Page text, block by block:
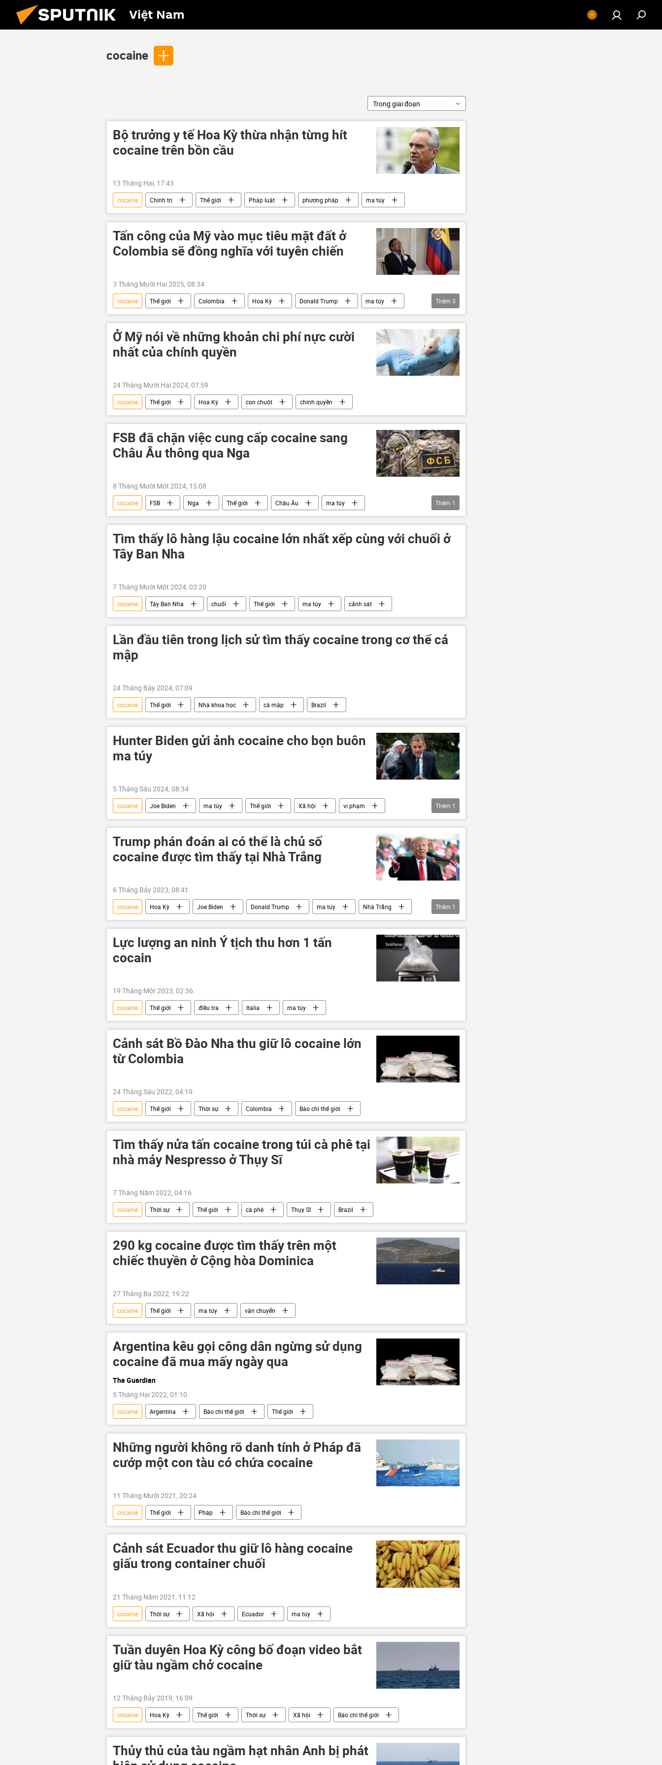
Việt Nam
cocaine
Trong giai đoạn
Bộ trưởng y tế Hoa Kỳ thừa nhận từng hít
cocaine trên bồn cầu
13 Tháng Hai, 17:43
cocaine Chính trị Thế giới Pháp luật phương pháp ma túy
Tấn công của Mỹ vào mục tiêu mặt đất ở
Colombia sẽ đồng nghĩa với tuyên chiến
3 Tháng Mười Hai 2025, 08:34
cocaine Thế giới Colombia Hoa Kỳ Donald Trump
ma túy
chiến tranh
Nicolas Maduro Venezuela
Thêm 3
Ở Mỹ nói về những khoản chi phí nực cười
nhất của chính quyền
24 Tháng Mười Hai 2024, 07:59
cocaine Thế giới Hoa Kỳ con chuột chính quyền
FSB đã chặn việc cung cấp cocaine sang
Châu Âu thông qua Nga
8 Tháng Mười Một 2024, 15:08
cocaine FSB Nga Thế giới Châu Âu
ma túy
Liên minh châu Âu
Thêm 1
Tìm thấy lô hàng lậu cocaine lớn nhất xếp cùng với chuối ở
Tây Ban Nha
7 Tháng Mười Một 2024, 03:20
cocaine Tây Ban Nha chuối Thế giới ma túy cảnh sát
Lần đầu tiên trong lịch sử tìm thấy cocaine trong cơ thể cá
mập
24 Tháng Bảy 2024, 07:09
cocaine Thế giới Nhà khoa học cá mập Brazil
Hunter Biden gửi ảnh cocaine cho bọn buôn
ma túy
5 Tháng Sáu 2024, 08:34
cocaine Joe Biden ma túy Thế giới Xã hội
vi phạm
buôn bán
Thêm 1
Trump phán đoán ai có thể là chủ số
cocaine được tìm thấy tại Nhà Trắng
6 Tháng Bảy 2023, 08:41
cocaine Hoa Kỳ Joe Biden Donald Trump ma túy
Nhà Trắng
Xã hội
Thêm 1
Lực lượng an ninh Ý tịch thu hơn 1 tấn
cocain
19 Tháng Một 2023, 02:36
cocaine Thế giới điều tra Italia ma túy
Cảnh sát Bồ Đào Nha thu giữ lô cocaine lớn
từ Colombia
24 Tháng Sáu 2022, 04:19
cocaine Thế giới Thời sự Colombia Báo chí thế giới
Tìm thấy nửa tấn cocaine trong túi cà phê tại
nhà máy Nespresso ở Thụy Sĩ
7 Tháng Năm 2022, 04:16
cocaine Thời sự Thế giới cà phê Thụy Sĩ Brazil
290 kg cocaine được tìm thấy trên một
chiếc thuyền ở Cộng hòa Dominica
27 Tháng Ba 2022, 19:22
cocaine Thế giới ma túy vận chuyển
Argentina kêu gọi công dân ngừng sử dụng
cocaine đã mua mấy ngày qua
The Guardian
5 Tháng Hai 2022, 01:10
cocaine Argentina Báo chí thế giới Thế giới
Những người không rõ danh tính ở Pháp đã
cướp một con tàu có chứa cocaine
11 Tháng Mười 2021, 20:24
cocaine Thế giới Pháp Báo chí thế giới
Cảnh sát Ecuador thu giữ lô hàng cocaine
giấu trong container chuối
21 Tháng Năm 2021, 11:12
cocaine Thời sự Xã hội Ecuador ma túy
Tuần duyên Hoa Kỳ công bố đoạn video bắt
giữ tàu ngầm chở cocaine
12 Tháng Bảy 2019, 16:09
cocaine Hoa Kỳ Thế giới Thời sự Xã hội Báo chí thế giới
Thủy thủ của tàu ngầm hạt nhân Anh bị phát